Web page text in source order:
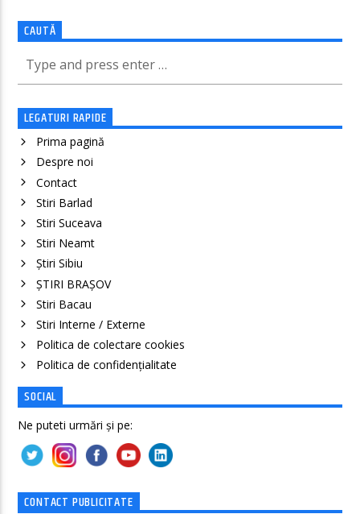
CAUTĂ
LEGATURI RAPIDE
Prima pagină
Despre noi
Contact
Stiri Barlad
Stiri Suceava
Stiri Neamt
Știri Sibiu
ȘTIRI BRAȘOV
Stiri Bacau
Stiri Interne / Externe
Politica de colectare cookies
Politica de confidenţialitate
SOCIAL
Ne puteti urmări și pe:
CONTACT PUBLICITATE